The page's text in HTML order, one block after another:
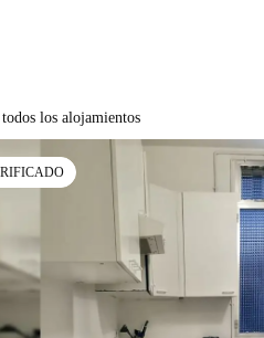
los alojamientos